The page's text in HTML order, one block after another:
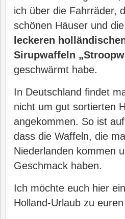
ich über die Fahrräder,
schönen Häuser und
leckeren
Sirupwaffeln
geschwärmt habe.
In Deutschland findet
nicht um gut sortierten
angekommen. So ist
dass die Waffeln, die
Niederlanden kommen
Geschmack haben.
Ich möchte euch hier
Holland-Urlaub zu